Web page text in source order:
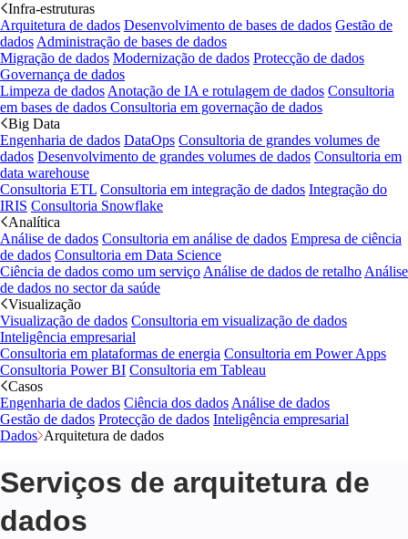
Infra-estruturas
Arquitetura de dados Desenvolvimento de bases de dados Gestão de
dados Administração de bases de dados
Migração de dados Modernização de dados Protecção de dados
Governança de dados
Limpeza de dados Anotação de IA e rotulagem de dados Consultoria
em bases de dados Consultoria em governação de dados
Big Data
Engenharia de dados DataOps Consultoria de grandes volumes de
dados Desenvolvimento de grandes volumes de dados Consultoria em
data warehouse
Consultoria ETL Consultoria em integração de dados Integração do
IRIS Consultoria Snowflake
Analítica
Análise de dados Consultoria em análise de dados Empresa de ciência
de dados Consultoria em Data Science
Ciência de dados como um serviço Análise de dados de retalho Análise
de dados no sector da saúde
Visualização
Visualização de dados Consultoria em visualização de dados
Inteligência empresarial
Consultoria em plataformas de energia Consultoria em Power Apps
Consultoria Power BI Consultoria em Tableau
Casos
Engenharia de dados Ciência dos dados Análise de dados
Gestão de dados Protecção de dados Inteligência empresarial
Dados Arquitetura de dados
Serviços de arquitetura de
dados